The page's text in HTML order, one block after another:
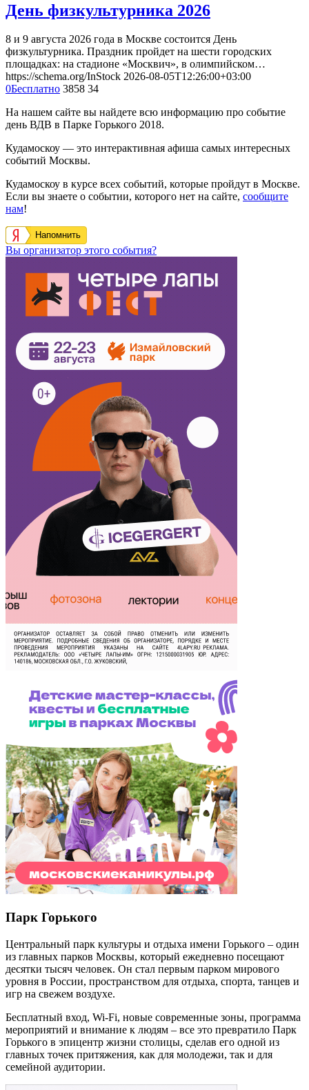
День физкультурника 2026
8 и 9 августа 2026 года в Москве состоится День
физкультурника. Праздник пройдет на шести городских
площадках: на стадионе «Москвич», в олимпийском…
https://schema.org/InStock 2026-08-05T12:26:00+03:00
0Бесплатно 3858 34
На нашем сайте вы найдете всю информацию про событие
день ВДВ в Парке Горького 2018.
Кудамоскоу — это интерактивная афиша самых интересных
событий Москвы.
Кудамоскоу в курсе всех событий, которые пройдут в Москве.
Если вы знаете о событии, которого нет на сайте, сообщите
нам!
Напомнить
Вы организатор этого события?
Парк Горького
Центральный парк культуры и отдыха имени Горького – один
из главных парков Москвы, который ежедневно посещают
десятки тысяч человек. Он стал первым парком мирового
уровня в России, пространством для отдыха, спорта, танцев и
игр на свежем воздухе.
Бесплатный вход, Wi-Fi, новые современные зоны, программа
мероприятий и внимание к людям – все это превратило Парк
Горького в эпицентр жизни столицы, сделав его одной из
главных точек притяжения, как для молодежи, так и для
семейной аудитории.